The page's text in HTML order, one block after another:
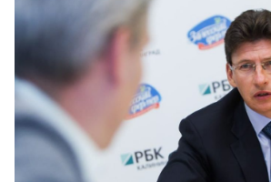
office@agromanagement.ru
НАПИСАТЬ НАМ